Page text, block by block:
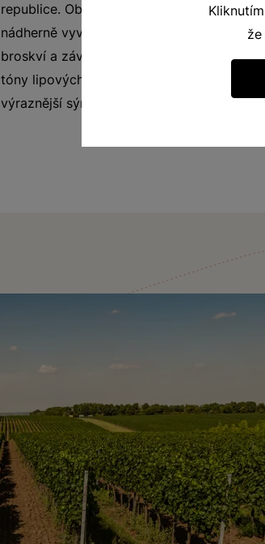
republice. Objevte jedinečné kouzlo
nádherně vyváženou vůní i chutí. V
broskví a závěr podtrhuje svěží kyselinka.
tóny lipových květu, narcisů a jemným
výraznější sýry. Díky svému charakteru je